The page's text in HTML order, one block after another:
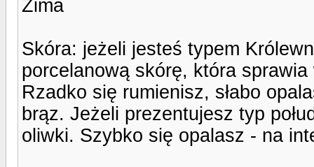
Zima
Skóra: jeżeli jesteś typem
porcelanową skórę, która
Rzadko się rumienisz, słabo
brąz. Jeżeli prezentujesz typ
oliwki. Szybko się opalasz - na